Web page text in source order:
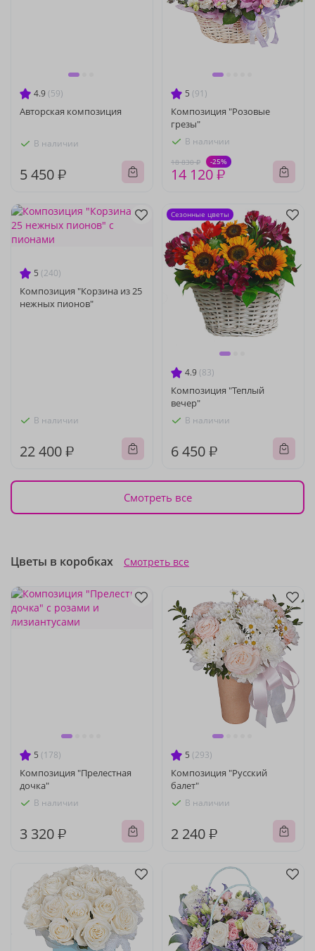
4.9 (59)
Авторская композиция
В наличии
5 450 ₽
5 (91)
Композиция "Розовые
грезы"
В наличии
18 830 ₽ -25%
14 120 ₽
5 (240)
Композиция "Корзина из 25
нежных пионов"
В наличии
22 400 ₽
4.9 (83)
Композиция "Теплый
вечер"
В наличии
6 450 ₽
Сезонные цветы
Смотреть все
Цветы в коробках Смотреть все
5 (178)
Композиция "Прелестная
дочка"
В наличии
3 320 ₽
5 (293)
Композиция "Русский
балет"
В наличии
2 240 ₽